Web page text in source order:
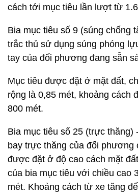
cách tới mục tiêu lần lượt từ
Bia mục tiêu số 9 (súng chống
trắc thủ sử dụng súng phóng
tay của đối phương đang sẵn
Mục tiêu được đặt ở mặt đất,
rộng là 0,85 mét, khoảng cách
800 mét.
Bia mục tiêu số 25 (trực thăng)
bay trực thăng của đối phương
được đặt ở độ cao cách mặt
của bia mục tiêu với chiều cao
mét. Khoảng cách từ xe tăng